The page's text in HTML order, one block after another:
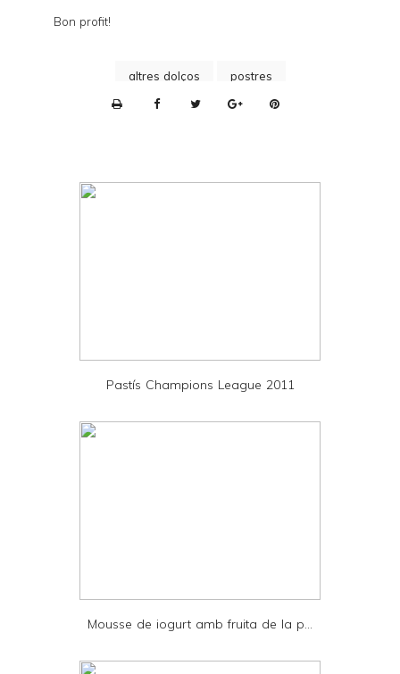
Bon profit!
altres dolços
postres
n
d
Pastís Champions League 2011
Mousse de iogurt amb fruita de la p...